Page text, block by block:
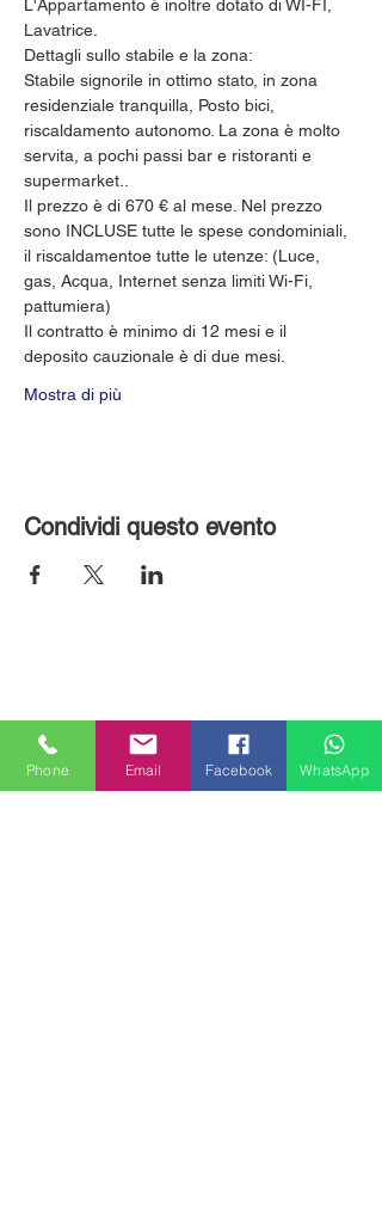
L'Appartamento è inoltre dotato di WI-FI,
Lavatrice.
Dettagli sullo stabile e la zona:
Stabile signorile in ottimo stato, in zona
residenziale tranquilla, Posto bici,
riscaldamento autonomo. La zona è molto
servita, a pochi passi bar e ristoranti e
supermarket..
Il prezzo è di 670 € al mese. Nel prezzo
sono INCLUSE tutte le spese condominiali,
il riscaldamentoe tutte le utenze: (Luce,
gas, Acqua, Internet senza limiti Wi-Fi,
pattumiera)
Il contratto è minimo di 12 mesi e il
deposito cauzionale è di due mesi.
Mostra di più
Condividi questo evento
Phone Email Facebook WhatsApp